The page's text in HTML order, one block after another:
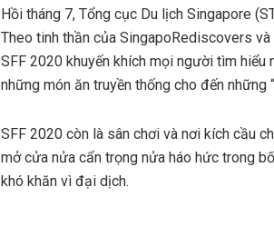
Hồi tháng 7, Tổng cục Du lịch Singapore
Theo tinh thần của SingapoRediscovers
SFF 2020 khuyến khích mọi người tìm
những món ăn truyền thống cho đến những
SFF 2020 còn là sân chơi và nơi kích cầu
mở cửa nửa cẩn trọng nửa háo hức trong
khó khăn vì đại dịch.